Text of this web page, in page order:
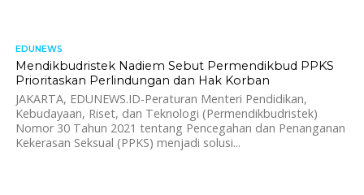
EDUNEWS
Mendikbudristek Nadiem Sebut Permendikbud PPKS
Prioritaskan Perlindungan dan Hak Korban
JAKARTA, EDUNEWS.ID-Peraturan Menteri Pendidikan,
Kebudayaan, Riset, dan Teknologi (Permendikbudristek)
Nomor 30 Tahun 2021 tentang Pencegahan dan Penanganan
Kekerasan Seksual (PPKS) menjadi solusi...